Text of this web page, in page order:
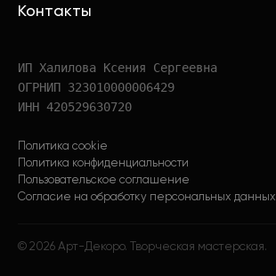
Контакты
ИП Халилова Ксения Сергеевна
ОГРНИП 323010000006429
ИНН 420529630720
Политика cookie
Политика конфиденциальности
Пользовательское соглашение
Согласие на обработку персональных данных
© 2026 Арт-Декоро. Творческая мастерская.